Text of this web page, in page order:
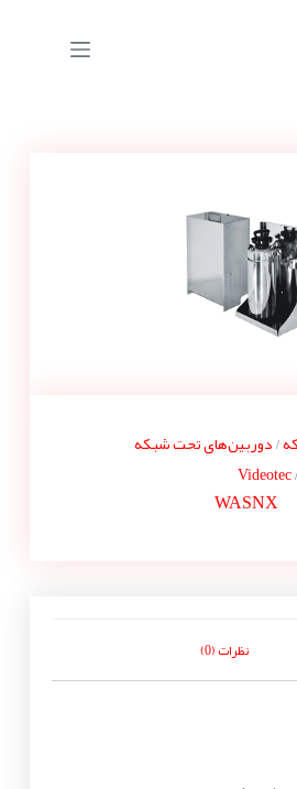
/ دوربین‌های تحت شبکه
Videotec /
WASNX
نظرات (0)